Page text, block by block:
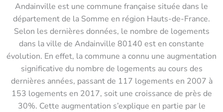
Andainville est une commune française située dans le
département de la Somme en région Hauts-de-France.
Selon les dernières données, le nombre de logements
dans la ville de Andainville 80140 est en constante
évolution. En effet, la commune a connu une augmentation
significative du nombre de logements au cours des
dernières années, passant de 117 logements en 2007 à
153 logements en 2017, soit une croissance de près de
30%. Cette augmentation s’explique en partie par le